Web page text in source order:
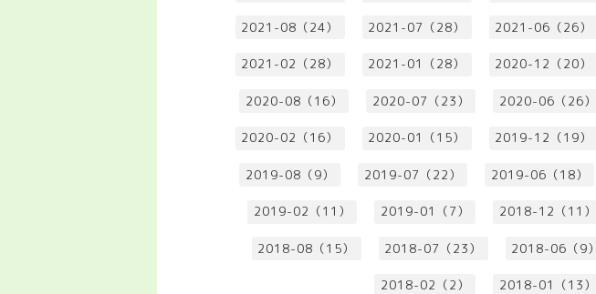
2021-08（24） 2021-07（28） 2021-06（26）
2021-02（28） 2021-01（28） 2020-12（20）
2020-08（16） 2020-07（23） 2020-06（26）
2020-02（16） 2020-01（15） 2019-12（19）
2019-08（9） 2019-07（22） 2019-06（18）
2019-02（11） 2019-01（7） 2018-12（11）
2018-08（15） 2018-07（23） 2018-06（9）
2018-02（2） 2018-01（13）